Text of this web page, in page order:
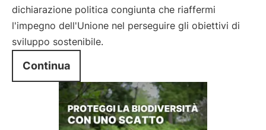
dichiarazione politica congiunta che riaffermi
l'impegno dell'Unione nel perseguire gli obiettivi di
sviluppo sostenibile.
Continua